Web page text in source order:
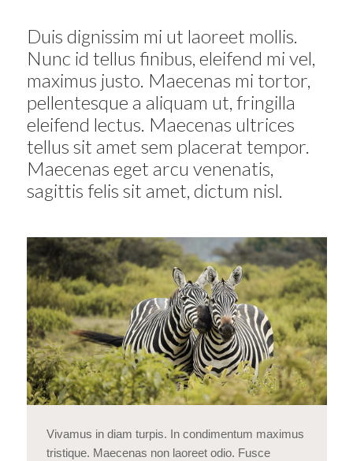
Duis dignissim mi ut laoreet mollis.
Nunc id tellus finibus, eleifend mi vel,
maximus justo. Maecenas mi tortor,
pellentesque a aliquam ut, fringilla
eleifend lectus. Maecenas ultrices
tellus sit amet sem placerat tempor.
Maecenas eget arcu venenatis,
sagittis felis sit amet, dictum nisl.
Vivamus in diam turpis. In condimentum maximus
tristique. Maecenas non laoreet odio. Fusce